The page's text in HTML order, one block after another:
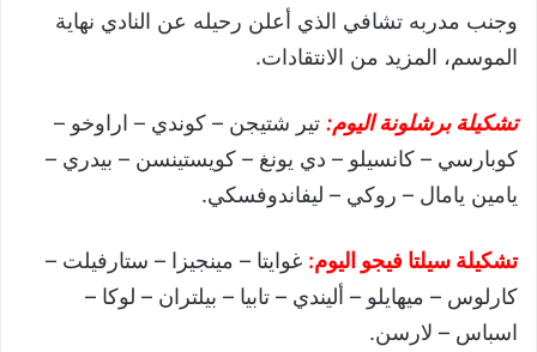
وجنب مدربه تشافي الذي أعلن رحيله عن النادي نهاية
الموسم، المزيد من الانتقادات.
تشكيلة برشلونة اليوم: تير شتيجن – كوندي – اراوخو –
كوبارسي – كانسيلو – دي يونغ – كويستينسن – بيدري –
يامين يامال – روكي – ليفاندوفسكي.
تشكيلة سيلتا فيجو اليوم: غوايتا – مينجيزا – ستارفيلت –
كارلوس – ميهايلو – أليندي – تابيا – بيلتران – لوكا –
اسباس – لارسن.